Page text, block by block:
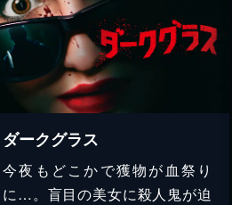
ダークグラス
今夜もどこかで獲物が血祭り
に…。盲目の美女に殺人鬼が迫